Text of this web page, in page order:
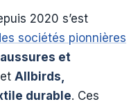
2020 s’est
sociétés pionnières
et
Allbirds,
durable. Ces